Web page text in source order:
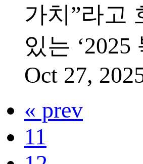
가치”라고
있는
Oct 27,
« prev
11